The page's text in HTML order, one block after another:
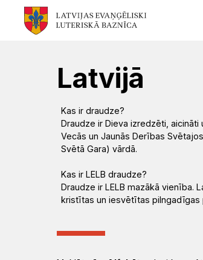
personāls
Pārvalde
LELB
draudzi
Garīgais
atbalsts
un
Praktisks
atbalsts
(Diakonija)
Rekolekcijas
dienests
un
semināri
Ikdienai
Fotogalerija
Video
un
Latvijā
Kas ir draudze?
Draudze ir Dieva izredzēti,
Vecās un Jaunās Derības
Svētā Gara) vārdā.
Kas ir LELB draudze?
Draudze ir LELB mazākā vienība.
kristītas un iesvētītas pilngadīgas